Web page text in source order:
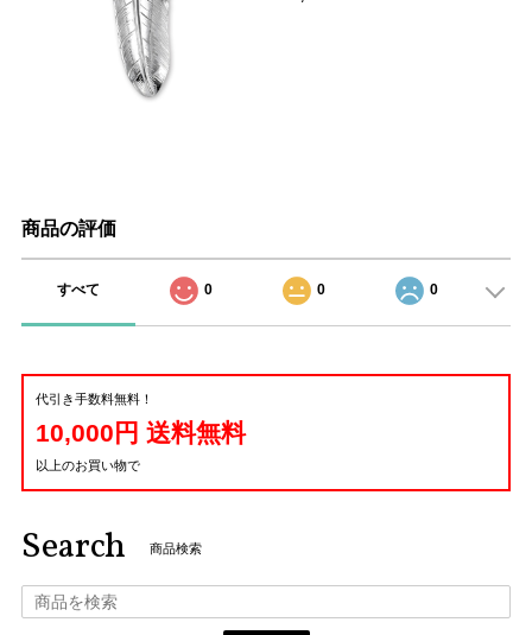
商品の評価
すべて 0 0 0
代引き手数料無料！
10,000円 送料無料
以上のお買い物で
Search 商品検索